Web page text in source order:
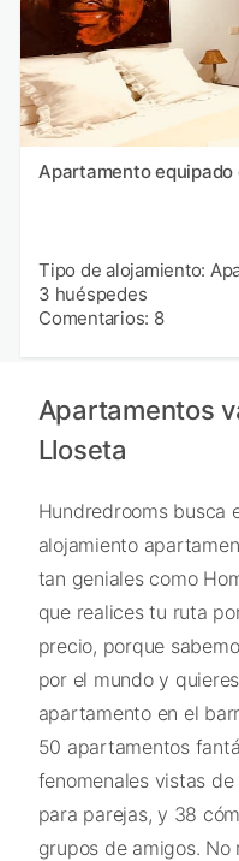
Apartamento equipado
Tipo de alojamiento:
3 huéspedes
Comentarios: 8
Apartamentos
Lloseta
Hundredrooms busca
alojamiento
tan geniales como
que realices tu ruta
precio, porque
por el mundo y
apartamento en el
50 apartamentos
fenomenales vistas
para parejas, y 38
grupos de amigos.